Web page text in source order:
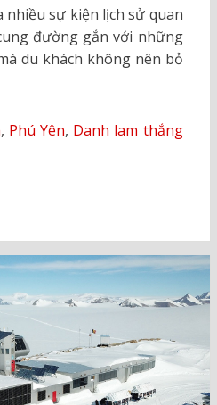
nhiều sự kiện lịch sử quan
đường gắn với những
du khách không nên bỏ
, Phú Yên, Danh lam thắng